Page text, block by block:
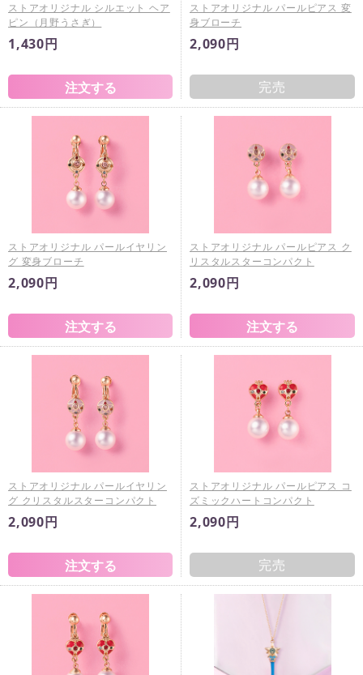
ストアオリジナル シルエット ヘア
ピン（月野うさぎ）
1,430円
ストアオリジナル パールピアス 変
身ブローチ
2,090円
完売
ストアオリジナル パールイヤリン
グ 変身ブローチ
2,090円
ストアオリジナル パールピアス ク
リスタルスターコンパクト
2,090円
ストアオリジナル パールイヤリン
グ クリスタルスターコンパクト
2,090円
ストアオリジナル パールピアス コ
ズミックハートコンパクト
2,090円
完売